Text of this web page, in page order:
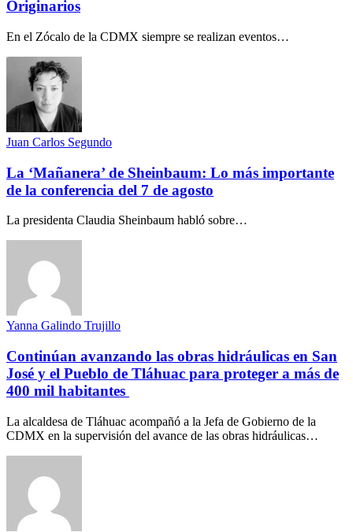
Originarios
En el Zócalo de la CDMX siempre se realizan eventos…
Juan Carlos Segundo
La ‘Mañanera’ de Sheinbaum: Lo más importante
de la conferencia del 7 de agosto
La presidenta Claudia Sheinbaum habló sobre…
Yanna Galindo Trujillo
Continúan avanzando las obras hidráulicas en San
José y el Pueblo de Tláhuac para proteger a más de
400 mil habitantes
La alcaldesa de Tláhuac acompañó a la Jefa de Gobierno de la
CDMX en la supervisión del avance de las obras hidráulicas…